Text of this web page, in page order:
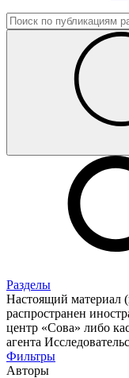
Разделы
Настоящий материал
распространен
центр «Сова» либо
агента
Фильтры
Авторы